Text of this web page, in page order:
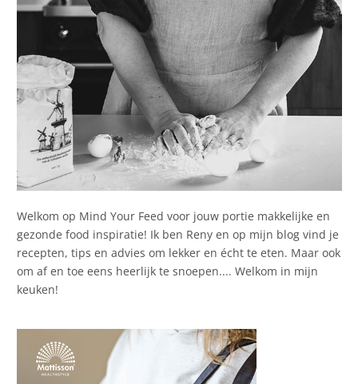
Welkom op Mind Your Feed voor jouw portie makkelijke en
gezonde food inspiratie! Ik ben Reny en op mijn blog vind je
recepten, tips en advies om lekker en écht te eten. Maar ook
om af en toe eens heerlijk te snoepen.... Welkom in mijn
keuken!